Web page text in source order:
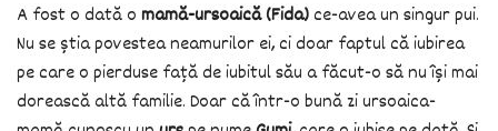
A fost o dată o mamă-ursoaică (Fida) ce-avea un singur pui.
Nu se știa povestea neamurilor ei, ci doar faptul că iubirea
pe care o pierduse față de iubitul său a făcut-o să nu își mai
dorească altă familie. Doar că într-o bună zi ursoaica-